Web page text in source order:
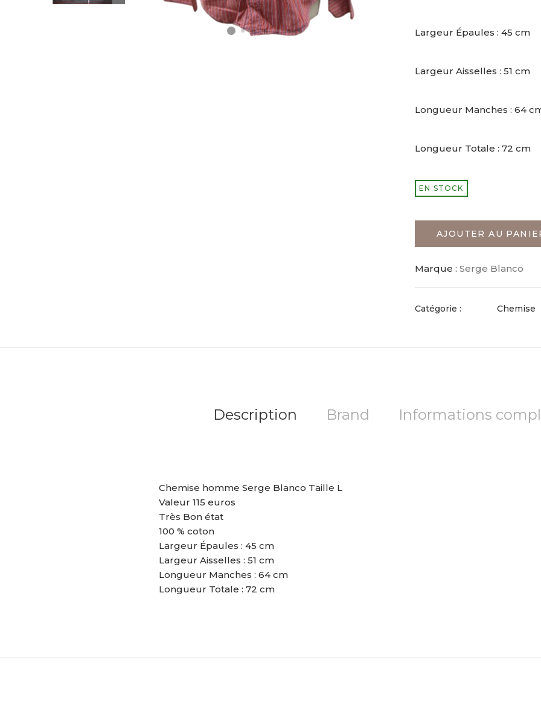
Largeur Épaules : 45 cm
Largeur Aisselles : 51 cm
Longueur Manches : 64
Longueur Totale : 72 cm
EN STOCK
AJOUTER AU
Marque : Serge Blanco
Catégorie : Chemise
Description Brand Informations
Chemise homme Serge Blanco Taille L
Valeur 115 euros
Très Bon état
100 % coton
Largeur Épaules : 45 cm
Largeur Aisselles : 51 cm
Longueur Manches : 64 cm
Longueur Totale : 72 cm